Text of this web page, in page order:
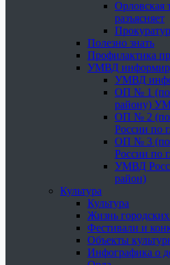
Орловская
разъясняет
Полезно знать
Профилактика
УМВД
УМВД
ОП № 1 (по
району)
ОП № 2 (по
России по
ОП № 3 (по
России по
УМВД
район)
Культура
Культура
Жизнь
Фестивали и
Объекты
Инфографика о